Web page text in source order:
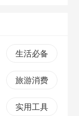
生活必备
旅游消费
实用工具